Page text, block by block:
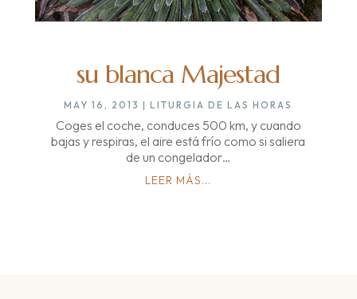
su blanca Majestad
MAY 16, 2013 |LITURGIA DE LAS HORAS
Coges el coche, conduces 500 km, y cuando
bajas y respiras, el aire está frío como si saliera
de un congelador…
LEER MÁS...